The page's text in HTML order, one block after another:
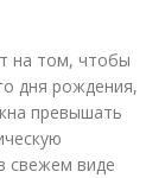
на том, чтобы
дня рождения,
превышать
свежем виде